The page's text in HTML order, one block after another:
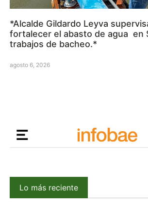
*Alcalde Gildardo Leyva
fortalecer el abasto de agua en
trabajos de bacheo.*
agosto 6, 2026
Lo más reciente